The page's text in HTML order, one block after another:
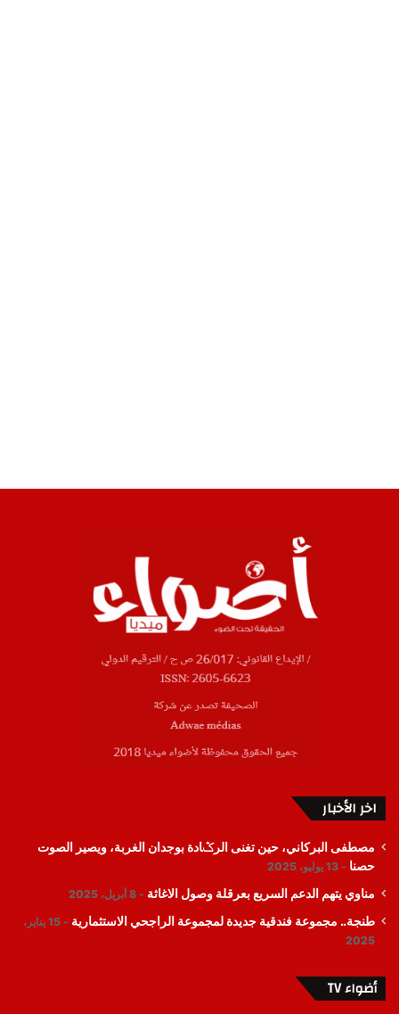
اخر الأخبار
مصطفى البركاني، حين تغنى الرݣادة بوجدان الغربة، ويصير الصوت
حصنا
13 يوليو، 2025
مناوي يتهم الدعم السريع بعرقلة وصول الاغاثة 8 أبريل، 2025
طنجة.. مجموعة فندقية جديدة لمجموعة الراجحي الاستثمارية
15 يناير،
2025
أضواء TV